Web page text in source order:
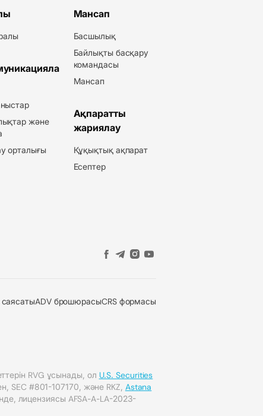
және
орталығы
Мансап
Басшылық
Байлықты басқару
командасы
Мансап
Ақпаратты
жариялау
Құқықтық ақпарат
Есептер
ADV брошюрасыCRS формасы
RVG ұсынады, ол U.S. Securities
SEC #801-107170, және RKZ, Astana
лицензиясы AFSA-A-LA-2023-